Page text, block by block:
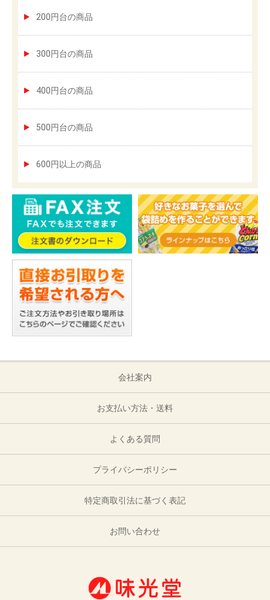
200円台の商品
300円台の商品
400円台の商品
500円台の商品
600円以上の商品
会社案内
お支払い方法・送料
よくある質問
プライバシーポリシー
特定商取引法に基づく表記
お問い合わせ